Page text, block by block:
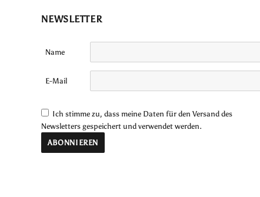
NEWSLETTER
Name
E-Mail
Ich stimme zu, dass meine Daten für den Versand des
Newsletters gespeichert und verwendet werden.